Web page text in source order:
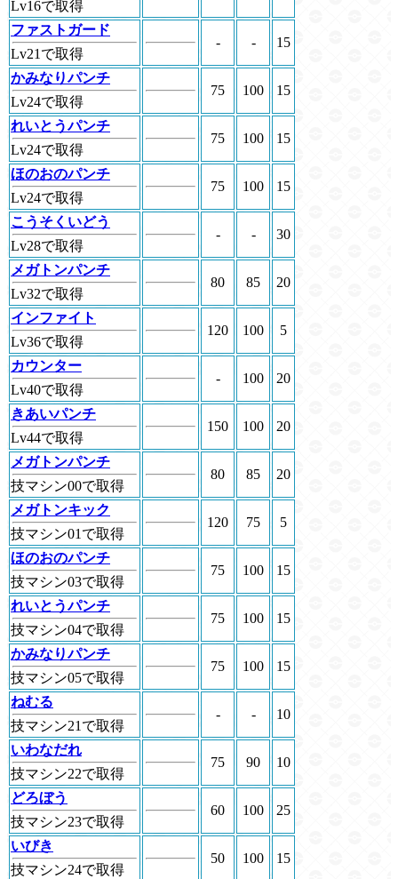
Lv16で取得
ファストガード
Lv21で取得
- - 15
かみなりパンチ
Lv24で取得
75 100 15
れいとうパンチ
Lv24で取得
75 100 15
ほのおのパンチ
Lv24で取得
75 100 15
こうそくいどう
Lv28で取得
- - 30
メガトンパンチ
Lv32で取得
80 85 20
インファイト
Lv36で取得
120 100 5
カウンター
Lv40で取得
- 100 20
きあいパンチ
Lv44で取得
150 100 20
メガトンパンチ
技マシン00で取得
80 85 20
メガトンキック
技マシン01で取得
120 75 5
ほのおのパンチ
技マシン03で取得
75 100 15
れいとうパンチ
技マシン04で取得
75 100 15
かみなりパンチ
技マシン05で取得
75 100 15
ねむる
技マシン21で取得
- - 10
いわなだれ
技マシン22で取得
75 90 10
どろぼう
技マシン23で取得
60 100 25
いびき
技マシン24で取得
50 100 15